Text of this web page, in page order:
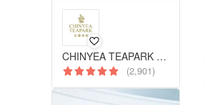
CHINYEA TEAPARK 沁意茶苑
(2,901)